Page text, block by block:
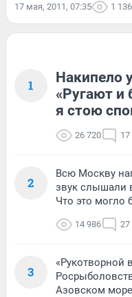
17 мая, 2011, 07:35 1 136
1
Накипело
«Ругают и
я стою
26 720 17
2
Всю Москву
звук слышали
Что это могло
14 986 27
3
«Рукотворной
Азовском море